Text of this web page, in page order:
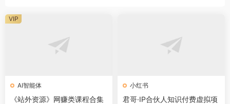
AI智能体
《站外资源》网赚类课程合集
VIP
小红书
君哥·IP合伙人知识付费虚拟项